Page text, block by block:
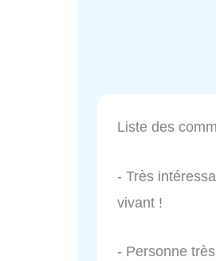
Liste des
- Très
vivant !
- Personne